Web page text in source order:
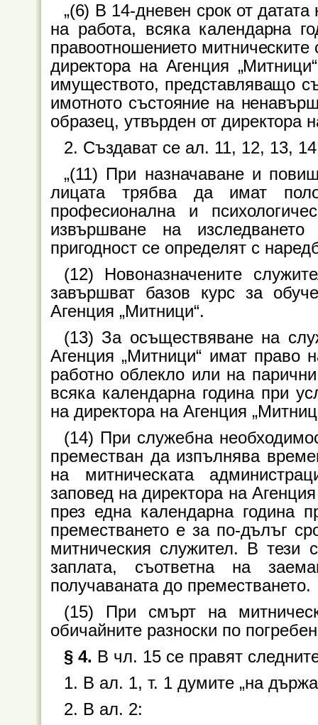
„(6) В 14-дневен срок от
на работа, всяка календарна
правоотношението
директора на Агенция
имуществото, представляващо
имотното състояние на
образец, утвърден от директора
2. Създават се ал. 11, 12, 13,
„(11) При назначаване и
лицата трябва да имат
професионална и
извършване на
пригодност се определят с
(12) Новоназначените
завършват базов курс за
Агенция „Митници“.
(13) За осъществяване на
Агенция „Митници“ имат право
работно облекло или на
всяка календарна година при
на директора на Агенция
(14) При служебна
преместван да изпълнява
на митническата
заповед на директора на
през една календарна година
преместването е за по-дълъг
митническия служител. В тези
заплата, съответна на
получаваната до преместването.
(15) При смърт на
обичайните разноски по
§ 4. В чл. 15 се правят
1. В ал. 1, т. 1 думите „на
2. В ал. 2: